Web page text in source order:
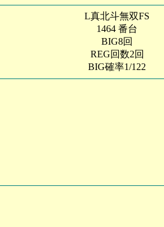
L真北斗無双FS
1464 番台
BIG8回
REG回数2回
BIG確率1/122